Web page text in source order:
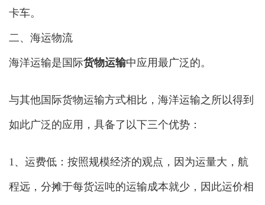
卡车。
二、海运物流
海洋运输是国际货物运输中应用最广泛的。
与其他国际货物运输方式相比，海洋运输之所以得到
如此广泛的应用，具备了以下三个优势：
1、运费低：按照规模经济的观点，因为运量大，航
程远，分摊于每货运吨的运输成本就少，因此运价相